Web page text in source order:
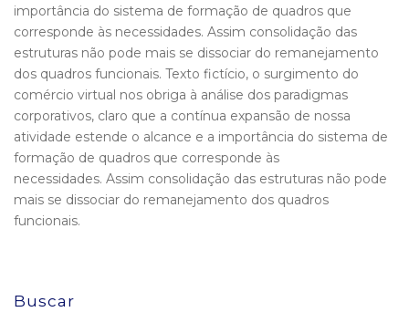
importância do sistema de formação de quadros que
corresponde às necessidades. Assim consolidação das
estruturas não pode mais se dissociar do remanejamento
dos quadros funcionais. Texto fictício, o surgimento do
comércio virtual nos obriga à análise dos paradigmas
corporativos, claro que a contínua expansão de nossa
atividade estende o alcance e a importância do sistema de
formação de quadros que corresponde às
necessidades. Assim consolidação das estruturas não pode
mais se dissociar do remanejamento dos quadros
funcionais.
Buscar